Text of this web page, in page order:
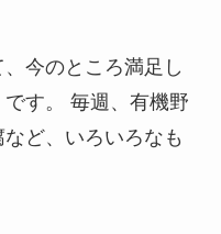
今のところ満足し
す。 毎週、有機野
ど、いろいろなも